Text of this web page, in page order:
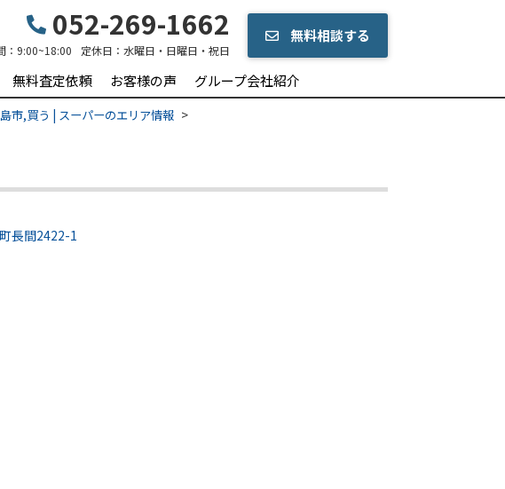
052-269-1662
： 9:00~18:00 定休日： 水曜日・日曜日・祝日
無料相談する
無料査定依頼 お客様の声 グループ会社紹介
市,買う | スーパーのエリア情報
長間2422-1